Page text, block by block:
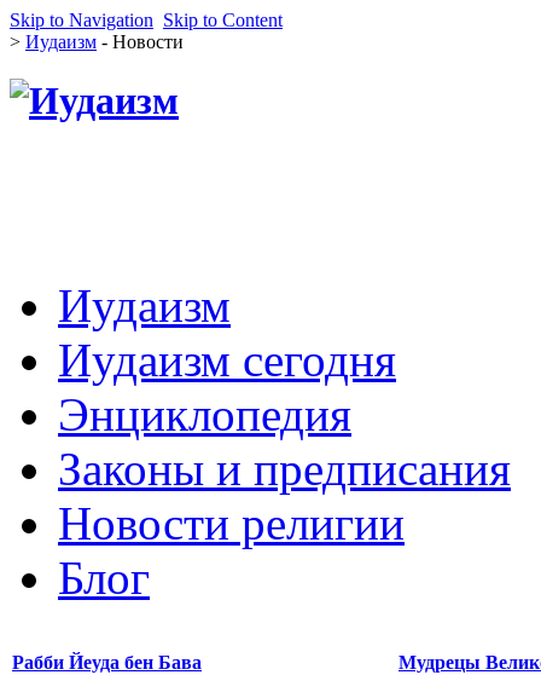
Skip to Navigation Skip to Content
> Иудаизм - Новости
Иудаизм
Иудаизм сегодня
Энциклопедия
Законы и предписания
Новости религии
Блог
Рабби Йеуда бен Бава Мудрецы